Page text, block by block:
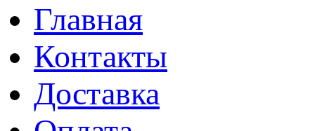
Главная
Контакты
Доставка